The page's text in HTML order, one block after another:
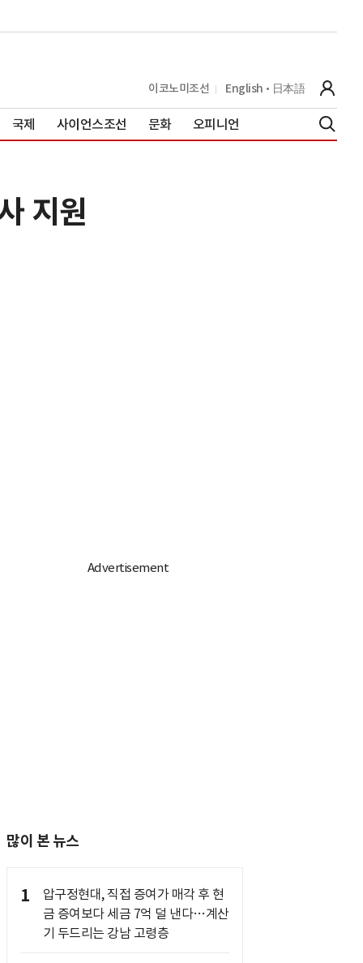
이코노미조선 English 日本語
국제 사이언스조선 문화 오피니언
지원
많이 본 뉴스
1
압구정현대, 직접 증여가 매각 후 현
금 증여보다 세금 7억 덜 낸다…계산
기 두드리는 강남 고령층